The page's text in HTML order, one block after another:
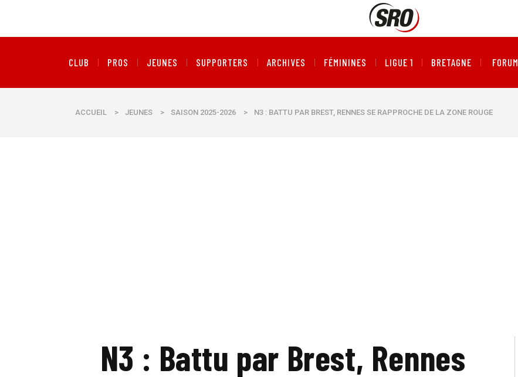
CLUB PROS JEUNES SUPPORTERS ARCHIVES FÉMININES LIGUE 1 BRETAGNE FORUM
ACCUEIL > JEUNES > SAISON 2025-2026 > N3 : BATTU PAR BREST, RENNES SE RAPPROCHE DE LA ZONE ROUGE
N3 : Battu par Brest, Rennes